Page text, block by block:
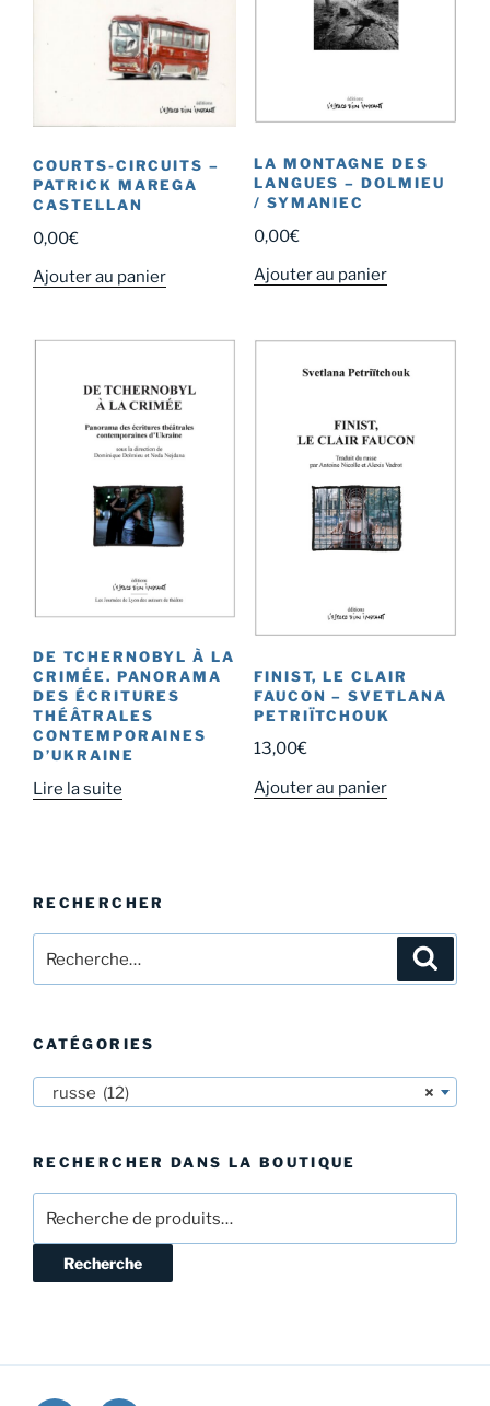
COURTS-CIRCUITS –
PATRICK MAREGA
CASTELLAN
0,00€
Ajouter au panier
LA MONTAGNE DES
LANGUES – DOLMIEU
/ SYMANIEC
0,00€
Ajouter au panier
DE TCHERNOBYL À LA
CRIMÉE. PANORAMA
DES ÉCRITURES
THÉÂTRALES
CONTEMPORAINES
D’UKRAINE
Lire la suite
FINIST, LE CLAIR
FAUCON – SVETLANA
PETRIÏTCHOUK
13,00€
Ajouter au panier
RECHERCHER
pour
CATÉGORIES
×
russe (12)
RECHERCHER DANS LA BOUTIQUE
pour :
Recherche